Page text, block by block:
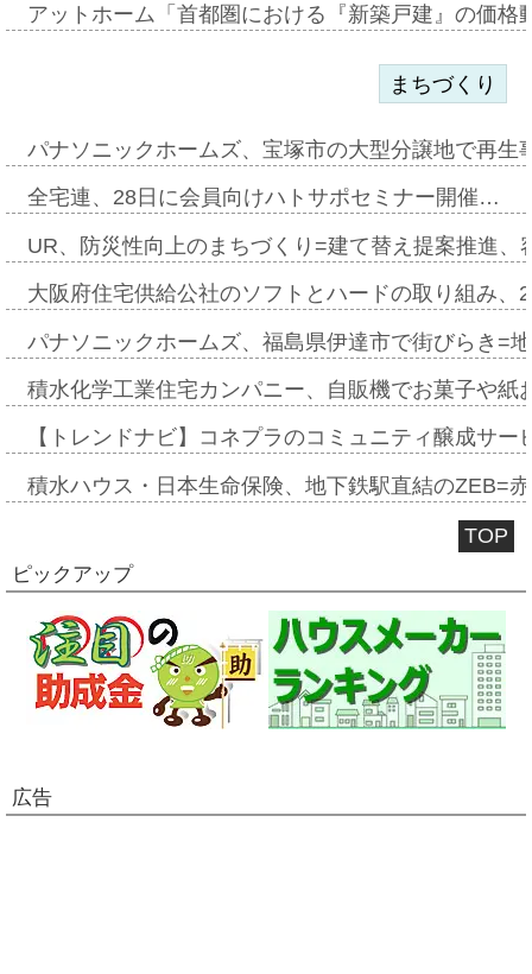
アットホーム「首都圏における『新築戸建』の価
まちづくり
パナソニックホームズ、宝塚市の大型分譲地で再
全宅連、28日に会員向けハトサポセミナー開催…
UR、防災性向上のまちづくり=建て替え提案推進
大阪府住宅供給公社のソフトとハードの取り組み
パナソニックホームズ、福島県伊達市で街びらき=
積水化学工業住宅カンパニー、自販機でお菓子や
【トレンドナビ】コネプラのコミュニティ醸成サ
積水ハウス・日本生命保険、地下鉄駅直結のZEB=
TOP
ピックアップ
広告